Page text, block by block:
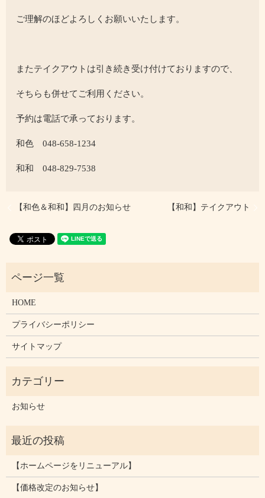
ご理解のほどよろしくお願いいたします。
またテイクアウトは引き続き受け付けておりますので、
そちらも併せてご利用ください。
予約は電話で承っております。
和色 048-658-1234
和和 048-829-7538
【和色＆和和】四月のお知らせ 【和和】テイクアウト
HOME
プライバシーポリシー
サイトマップ
お知らせ
【ホームページをリニューアル】
【価格改定のお知らせ】